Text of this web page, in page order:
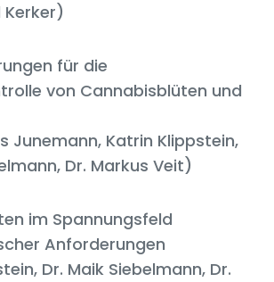
Kerker)
für die
von Cannabisblüten und
Junemann, Katrin Klippstein,
Dr. Markus Veit)
im Spannungsfeld
Anforderungen
Dr. Maik Siebelmann, Dr.